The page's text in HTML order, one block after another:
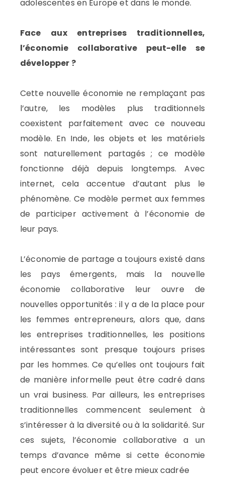
adolescentes en Europe et dans le monde.
Face aux entreprises traditionnelles,
l’économie collaborative peut-elle se
développer ?
Cette nouvelle économie ne remplaçant pas
l’autre, les modèles plus traditionnels
coexistent parfaitement avec ce nouveau
modèle. En Inde, les objets et les matériels
sont naturellement partagés ; ce modèle
fonctionne déjà depuis longtemps. Avec
internet, cela accentue d’autant plus le
phénomène. Ce modèle permet aux femmes
de participer activement à l’économie de
leur pays.
L’économie de partage a toujours existé dans
les pays émergents, mais la nouvelle
économie collaborative leur ouvre de
nouvelles opportunités : il y a de la place pour
les femmes entrepreneurs, alors que, dans
les entreprises traditionnelles, les positions
intéressantes sont presque toujours prises
par les hommes. Ce qu’elles ont toujours fait
de manière informelle peut être cadré dans
un vrai business. Par ailleurs, les entreprises
traditionnelles commencent seulement à
s’intéresser à la diversité ou à la solidarité. Sur
ces sujets, l’économie collaborative a un
temps d’avance même si cette économie
peut encore évoluer et être mieux cadrée